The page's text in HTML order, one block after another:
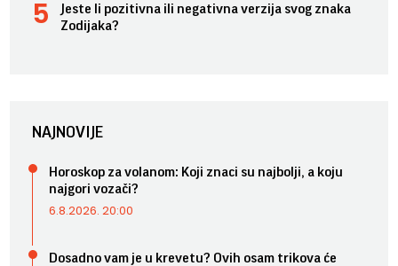
Jeste li pozitivna ili negativna verzija svog znaka
Zodijaka?
NAJNOVIJE
Horoskop za volanom: Koji znaci su najbolji, a koju
najgori vozači?
6.8.2026. 20:00
Dosadno vam je u krevetu? Ovih osam trikova će